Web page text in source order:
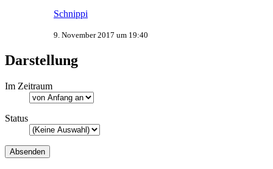
Schnippi
9. November 2017 um 19:40
Darstellung
Im Zeitraum
Status